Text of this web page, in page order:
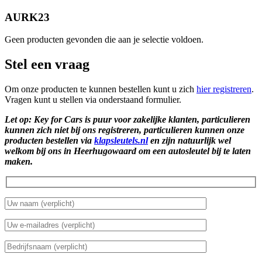
AURK23
Geen producten gevonden die aan je selectie voldoen.
Stel een vraag
Om onze producten te kunnen bestellen kunt u zich hier registreren.
Vragen kunt u stellen via onderstaand formulier.
Let op: Key for Cars is puur voor zakelijke klanten, particulieren
kunnen zich niet bij ons registreren, particulieren kunnen onze
producten bestellen via klapsleutels.nlen zijn natuurlijk wel
welkom bij ons in Heerhugowaard om een autosleutel bij te laten
maken.